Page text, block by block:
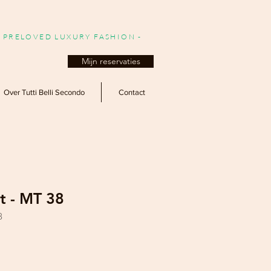
PRELOVED LUXURY FASHION -
Mijn reservaties
Over Tutti Belli Secondo Contact
- MT 38